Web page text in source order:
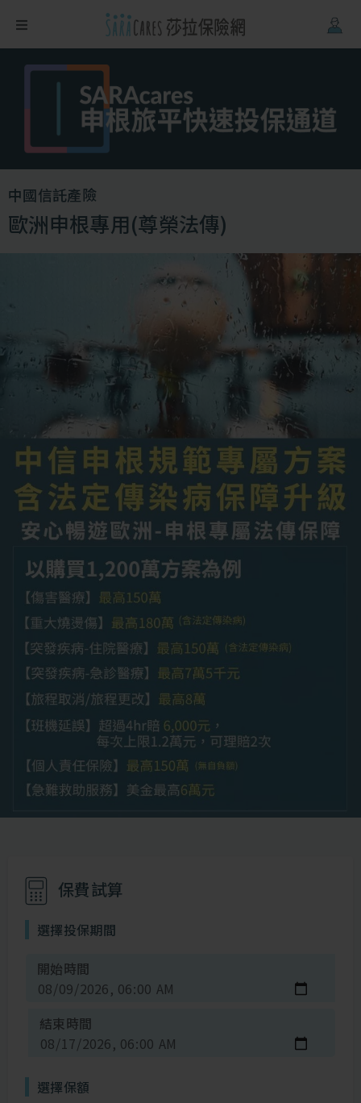
中國信託產險
歐洲申根專用(尊榮法傳)
保費試算
選擇投保期間
開始時間
結束時間
選擇保額
Firefox、Safari 。